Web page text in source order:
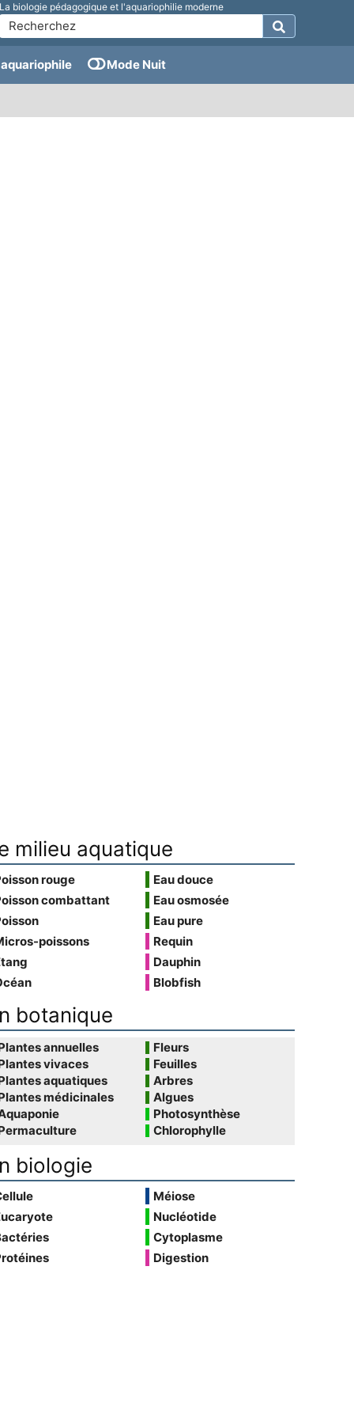
La biologie pédagogique et l'aquariophilie moderne
Mode Nuit
milieu aquatique
rouge
combattant
poissons
Eau douce
Eau osmosée
Eau pure
Requin
Dauphin
Blobfish
botanique
annuelles
vivaces
aquatiques
médicinales
Fleurs
Feuilles
Arbres
Algues
Photosynthèse
Chlorophylle
biologie
Méiose
Nucléotide
Cytoplasme
Digestion